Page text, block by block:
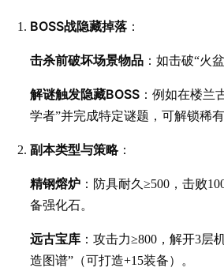
BOSS战隐藏掉落 ：
击杀前破坏场景物品 ：如击破“火
解谜触发隐藏BOSS ：例如在楼兰
学者”并完成特定谜题，可解锁稀
副本类型与策略：
精钢熔炉 ：防具耐久≥500，击败
备强化石。
远古宝库 ：攻击力≥800，解开3层
造图谱”（可打造+15装备）。